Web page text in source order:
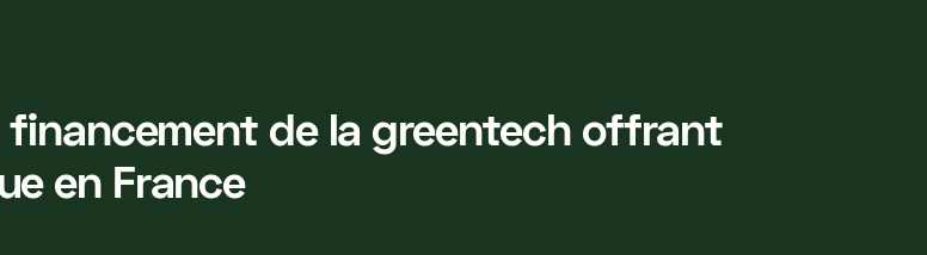
financement de la greentech offrant
en France